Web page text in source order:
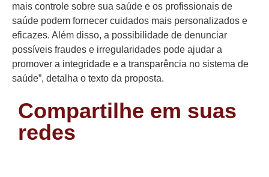
mais controle sobre sua saúde e os profissionais de
saúde podem fornecer cuidados mais personalizados e
eficazes. Além disso, a possibilidade de denunciar
possíveis fraudes e irregularidades pode ajudar a
promover a integridade e a transparência no sistema de
saúde”, detalha o texto da proposta.
Compartilhe em suas
redes